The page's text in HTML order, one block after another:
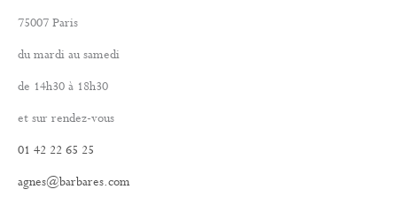
75007 Paris
du mardi au samedi
de 14h30 à 18h30
et sur rendez-vous
01 42 22 65 25
agnes@barbares.com